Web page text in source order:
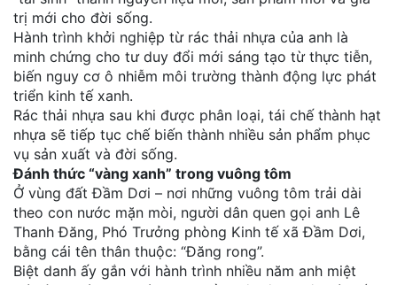
trị mới cho đời sống.
Hành trình khởi nghiệp từ rác thải nhựa của anh là
minh chứng cho tư duy đổi mới sáng tạo từ thực tiễn,
biến nguy cơ ô nhiễm môi trường thành động lực phát
triển kinh tế xanh.
Rác thải nhựa sau khi được phân loại, tái chế thành hạt
nhựa sẽ tiếp tục chế biến thành nhiều sản phẩm phục
vụ sản xuất và đời sống.
Đánh thức “vàng xanh” trong vuông tôm
Ở vùng đất Đầm Dơi – nơi những vuông tôm trải dài
theo con nước mặn mòi, người dân quen gọi anh Lê
Thanh Đăng, Phó Trưởng phòng Kinh tế xã Đầm Dơi,
bằng cái tên thân thuộc: “Đăng rong”.
Biệt danh ấy gắn với hành trình nhiều năm anh miệt